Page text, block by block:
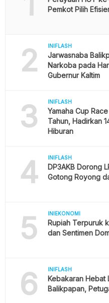
Pemkot Pilih
2 INIFLASH
Jarwasnaba
Narkoba pada
Gubernur Kaltim
3 INIFLASH
Yamaha Cup
Tahun, Hadirkan
Hiburan
4 INIFLASH
DP3AKB Dorong
Gotong Royong
5 INIEKONOMI
Rupiah Terpuruk
dan Sentimen
6 INIFLASH
Kebakaran Hebat
Balikpapan,